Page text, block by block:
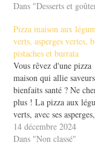
Dans "Desserts et
Pizza maison aux
verts, asperges vertes,
pistaches et burrata
Vous rêvez d'une pizza
maison qui allie
bienfaits santé ? Ne
plus ! La pizza aux
verts, avec ses
basilic, ses pistaches et sa
burrata, est la réponse à
14 décembre 2024
Dans "Non classé"